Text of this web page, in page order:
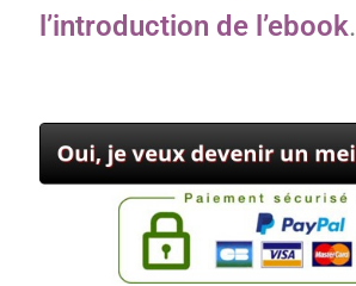
l’introduction de l’ebook.